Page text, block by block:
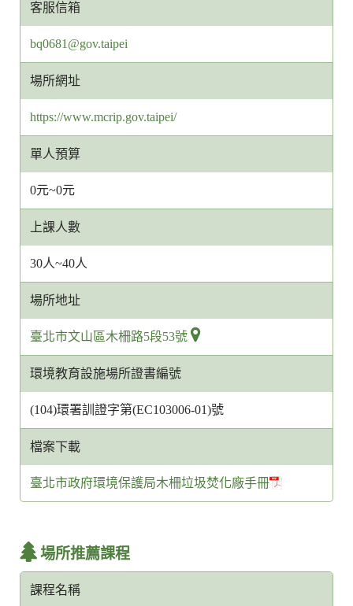
客服信箱
客
服
信
網
址
bq0681@gov.taipei
場所網址
https://www.mcrip.gov.taipei/
單人預算
0元~0元
上課人數
30人~40人
場所地址
臺北市文山區木柵路5段53號
環境教育設施場所證書編號
(104)環署訓證字第(EC103006-01)號
檔案下載
臺北市政府環境保護局木柵垃圾焚化廠手冊
場所推薦課程
課程名稱